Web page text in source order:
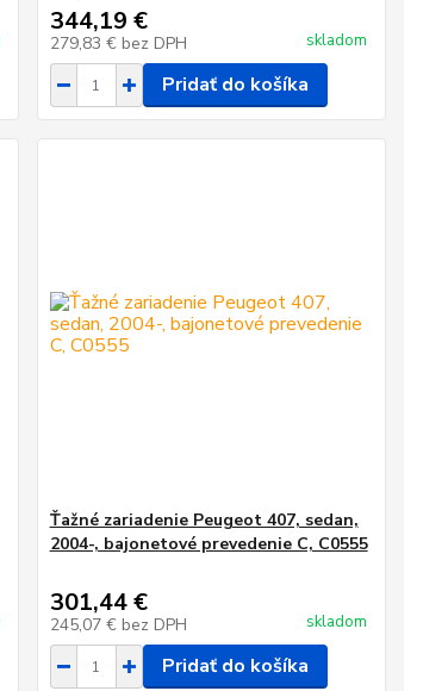
344,19 €
279,83 € bez DPH skladom
Pridať do košíka
Ťažné zariadenie Peugeot 407, sedan,
2004-, bajonetové prevedenie C, C0555
301,44 €
245,07 € bez DPH skladom
Pridať do košíka